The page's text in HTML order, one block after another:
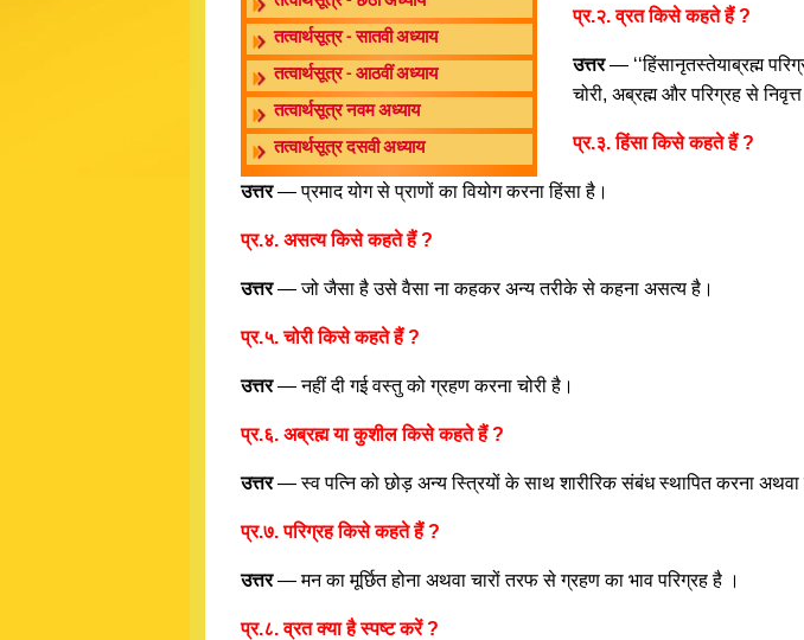
तत्वार्थसूत्र - सातवी अध्याय
तत्वार्थसूत्र - आठवीं अध्याय
तत्वार्थसूत्र नवम अध्याय
तत्वार्थसूत्र दसवी अध्याय
प्र.२. व्रत किसे कहते हैं ?
उत्तर— ‘‘हिंसानृतस्तेयाब्रह्म
चोरी, अब्रह्म और परिग्रह से
प्र.३. हिंसा किसे कहते हैं ?
उत्तर— प्रमाद योग से प्राणों का वियोग करना हिंसा है।
प्र.४. असत्य किसे कहते हैं ?
उत्तर— जो जैसा है उसे वैसा ना कहकर अन्य तरीके से कहना असत्य है।
प्र.५. चोरी किसे कहते हैं ?
उत्तर— नहीं दी गई वस्तु को ग्रहण करना चोरी है।
प्र.६. अब्रह्म या कुशील किसे कहते हैं ?
उत्तर— स्व पत्नि को छोड़ अन्य स्त्रियों के साथ शारीरिक संबंध स्थापित करना अथवा
प्र.७. परिग्रह किसे कहते हैं ?
उत्तर— मन का मूर्छित होना अथवा चारों तरफ से ग्रहण का भाव परिग्रह है ।
प्र.८. व्रत क्या है स्पष्ट करें ?